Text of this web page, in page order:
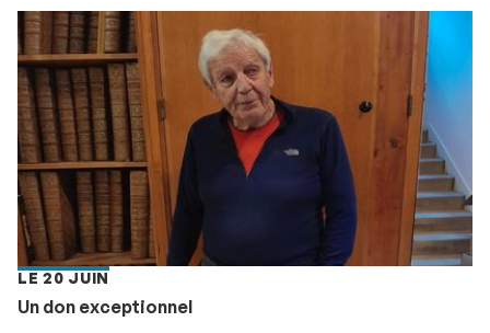
LE 20 JUIN
Un don exceptionnel